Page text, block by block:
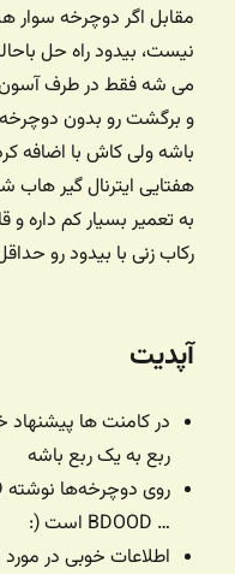
مقابل اگر دوچرخه
نیست، بیدود راه حل
می شه فقط در طرف آسون
و برگشت رو بدون دوچرخه
باشه ولی کاش با اضافه
هفتایی ایترنال گیر
به تعمیر بسیار کم داره
رکاب زنی با بیدود رو
آپدیت
در کامنت ها
ربع به یک ربع باشه
… BDOOD است (:
اطلاعات خوبی در